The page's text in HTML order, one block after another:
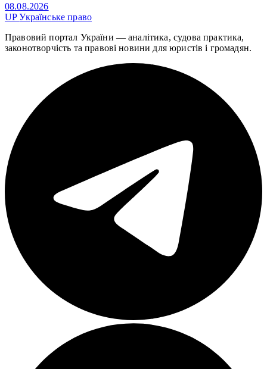
08.08.2026
UPУкраїнське право
Правовий портал України — аналітика, судова практика,
законотворчість та правові новини для юристів і громадян.